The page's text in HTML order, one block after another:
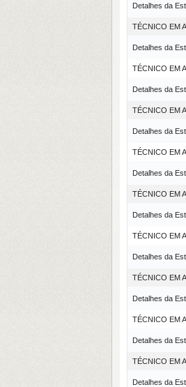
Detalhes da
TÉCNICO EM
Detalhes da
TÉCNICO EM
Detalhes da
TÉCNICO EM
Detalhes da
TÉCNICO EM
Detalhes da
TÉCNICO EM
Detalhes da
TÉCNICO EM
Detalhes da
TÉCNICO EM
Detalhes da
TÉCNICO EM
Detalhes da
TÉCNICO EM
Detalhes da